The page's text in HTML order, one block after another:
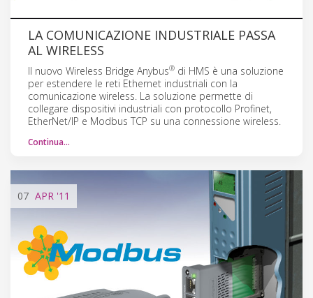
LA COMUNICAZIONE INDUSTRIALE PASSA
AL WIRELESS
Il nuovo Wireless Bridge Anybus® di HMS è una soluzione
per estendere le reti Ethernet industriali con la
comunicazione wireless. La soluzione permette di
collegare dispositivi industriali con protocollo Profinet,
EtherNet/IP e Modbus TCP su una connessione wireless.
Continua…
07 APR '11